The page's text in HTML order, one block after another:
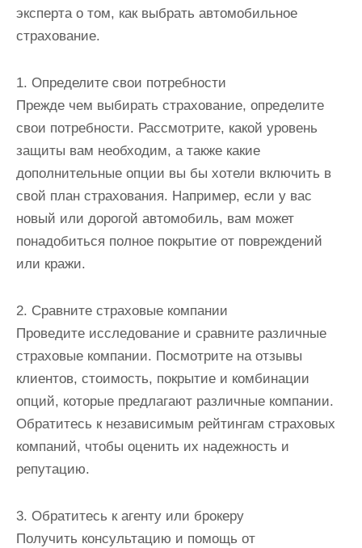
эксперта о том, как выбрать автомобильное
страхование.
1. Определите свои потребности
Прежде чем выбирать страхование, определите
свои потребности. Рассмотрите, какой уровень
защиты вам необходим, а также какие
дополнительные опции вы бы хотели включить в
свой план страхования. Например, если у вас
новый или дорогой автомобиль, вам может
понадобиться полное покрытие от повреждений
или кражи.
2. Сравните страховые компании
Проведите исследование и сравните различные
страховые компании. Посмотрите на отзывы
клиентов, стоимость, покрытие и комбинации
опций, которые предлагают различные компании.
Обратитесь к независимым рейтингам страховых
компаний, чтобы оценить их надежность и
репутацию.
3. Обратитесь к агенту или брокеру
Получить консультацию и помощь от